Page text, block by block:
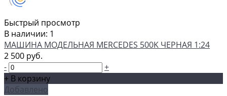
Быстрый просмотр
В наличии: 1
МАШИНА МОДЕЛЬНАЯ MERCEDES 500K ЧЕРНАЯ 1:24
2 500 руб.
-
+
+ В корзину
Добавлено